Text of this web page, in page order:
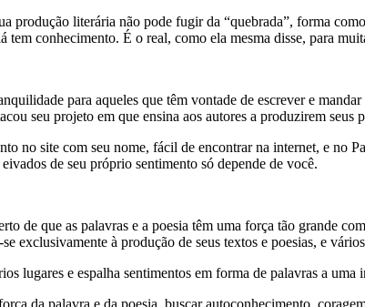
produção literária não pode fugir da “quebrada”, forma
conhecimento. É o real, como ela mesma disse, para
para aqueles que têm vontade de escrever e
seu projeto em que ensina aos autores a produzirem seus
no site com seu nome, fácil de encontrar na internet, e no
de seu próprio sentimento só depende de você.
de que as palavras e a poesia têm uma força tão grande
exclusivamente à produção de seus textos e poesias, e
lugares e espalha sentimentos em forma de palavras a